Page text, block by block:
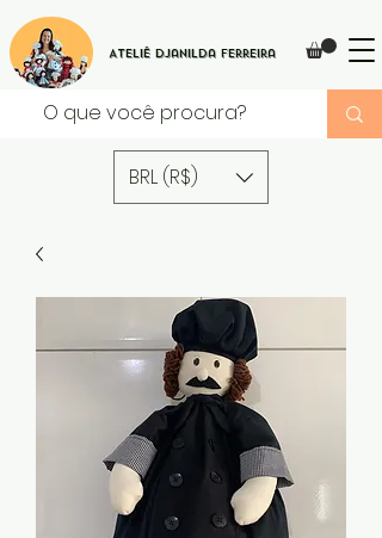
Ateliê Djanilda Ferreira
BRL (R$)